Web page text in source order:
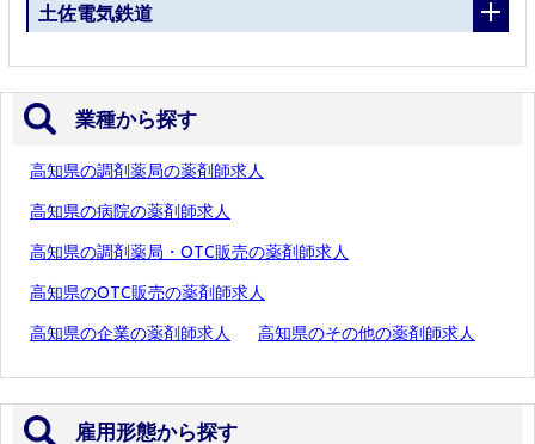
土佐電気鉄道
業種から探す
高知県の調剤薬局の薬剤師求人
高知県の病院の薬剤師求人
高知県の調剤薬局・OTC販売の薬剤師求人
高知県のOTC販売の薬剤師求人
高知県の企業の薬剤師求人 高知県のその他の薬剤師求人
雇用形態から探す